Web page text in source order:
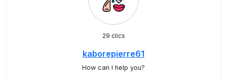
29 clics
kaborepierre61
How can I help you?